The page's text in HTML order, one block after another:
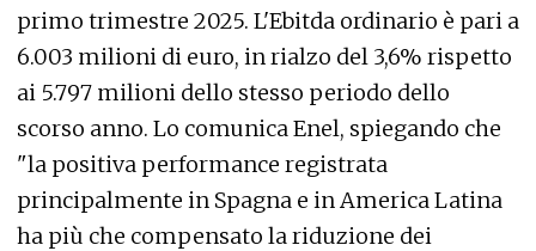
primo trimestre 2025. L'Ebitda ordinario è pari a
6.003 milioni di euro, in rialzo del 3,6% rispetto
ai 5.797 milioni dello stesso periodo dello
scorso anno. Lo comunica Enel, spiegando che
"la positiva performance registrata
principalmente in Spagna e in America Latina
ha più che compensato la riduzione dei